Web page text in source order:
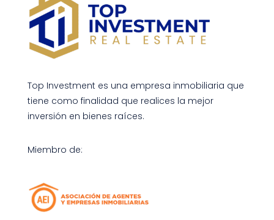
Top Investment es una empresa inmobiliaria que
tiene como finalidad que realices la mejor
inversión en bienes raíces.
Miembro de: